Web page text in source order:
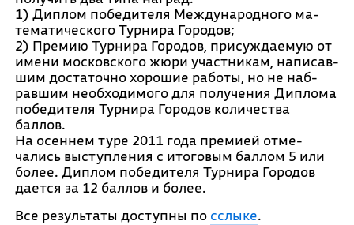
1) Диплом по­беди­теля Меж­ду­народ­но­го ма­
тема­тичес­ко­го Турнира Городов;
2) Премию Турнира Городов, при­суж­да­емую от
имени московского жюри участ­ни­кам, на­писав­
шим дос­та­точ­но хорошие работы, но не наб­
равшим не­об­хо­димо­го для по­луче­ния Диплома
победителя Турнира Городов ко­личест­ва
баллов.
На осеннем туре 2011 года премией от­ме­
чались выс­тупле­ния с итоговым баллом 5 или
более. Диплом победителя Турнира Городов
дается за 12 баллов и более.
Все результаты доступны по сслыке.